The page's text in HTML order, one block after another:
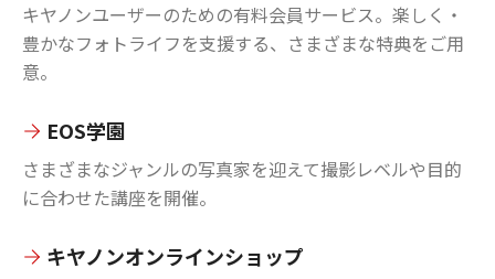
キヤノンユーザーのための有料会員サービス。楽しく・
豊かなフォトライフを支援する、さまざまな特典をご用
意。
EOS学園
さまざまなジャンルの写真家を迎えて撮影レベルや目的
に合わせた講座を開催。
キヤノンオンラインショップ